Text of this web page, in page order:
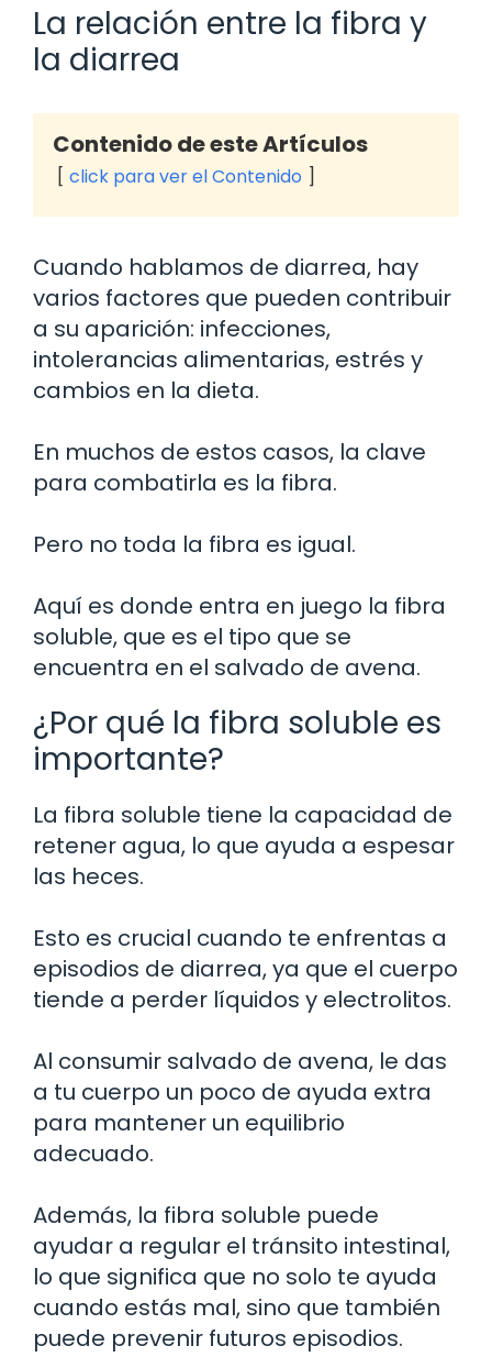
La relación entre la fibra y
la diarrea
Contenido de este Artículos
click para ver el Contenido
Cuando hablamos de diarrea, hay
varios factores que pueden contribuir
a su aparición: infecciones,
intolerancias alimentarias, estrés y
cambios en la dieta.
En muchos de estos casos, la clave
para combatirla es la fibra.
Pero no toda la fibra es igual.
Aquí es donde entra en juego la fibra
soluble, que es el tipo que se
encuentra en el salvado de avena.
¿Por qué la fibra soluble es
importante?
La fibra soluble tiene la capacidad de
retener agua, lo que ayuda a espesar
las heces.
Esto es crucial cuando te enfrentas a
episodios de diarrea, ya que el cuerpo
tiende a perder líquidos y electrolitos.
Al consumir salvado de avena, le das
a tu cuerpo un poco de ayuda extra
para mantener un equilibrio
adecuado.
Además, la fibra soluble puede
ayudar a regular el tránsito intestinal,
lo que significa que no solo te ayuda
cuando estás mal, sino que también
puede prevenir futuros episodios.